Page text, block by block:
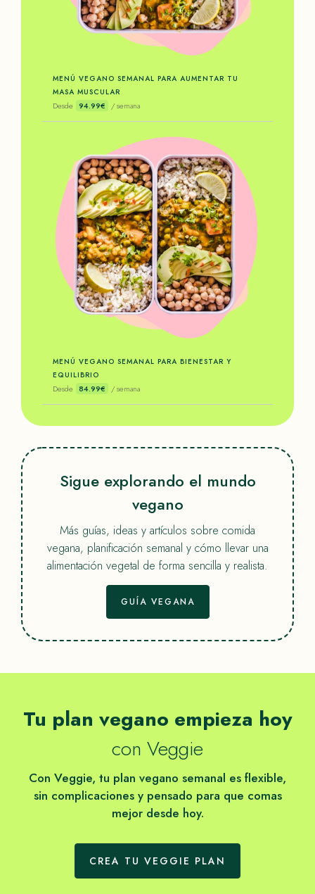
MENÚ VEGANO SEMANAL PARA AUMENTAR TU
MASA MUSCULAR
Desde 94.99€ / semana
MENÚ VEGANO SEMANAL PARA BIENESTAR Y
EQUILIBRIO
Desde 84.99€ / semana
Sigue explorando el mundo
vegano
Más guías, ideas y artículos sobre comida
vegana, planificación semanal y cómo llevar una
alimentación vegetal de forma sencilla y realista.
GUÍA VEGANA
Tu plan vegano empieza hoy
con Veggie
Con Veggie, tu plan vegano semanal es flexible,
sin complicaciones y pensado para que comas
mejor desde hoy.
CREA TU VEGGIE PLAN